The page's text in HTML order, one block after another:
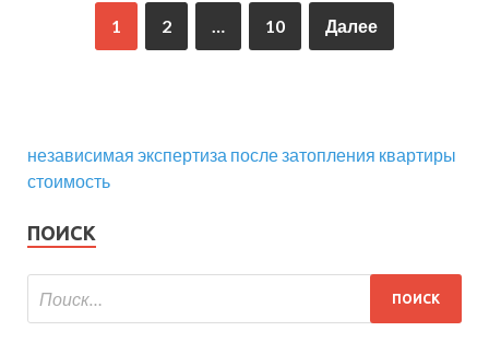
1 2 … 10 Далее
независимая экспертиза после затопления квартиры
стоимость
ПОИСК